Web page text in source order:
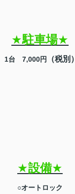
★駐車場★
1台 7,000円 （税別）
★設備★
○オートロック